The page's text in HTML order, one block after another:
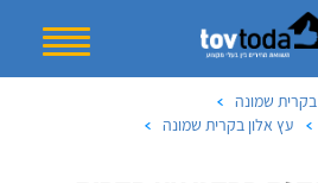
שמונה
עץ אלון בקרית שמונה